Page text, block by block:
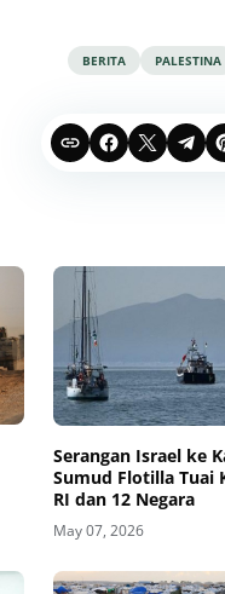
BERITA PALESTINA
Serangan Israel ke
Sumud Flotilla Tuai
RI dan 12 Negara
May 07, 2026